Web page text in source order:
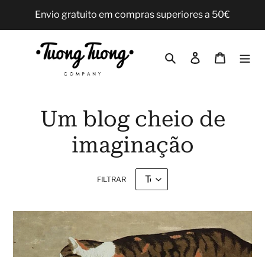
o
Conteúdo
Envio gratuito em compras superiores a 50€
PesquisarIniciar sessão
Carrinho
Um blog cheio de
imaginação
FILTRAR